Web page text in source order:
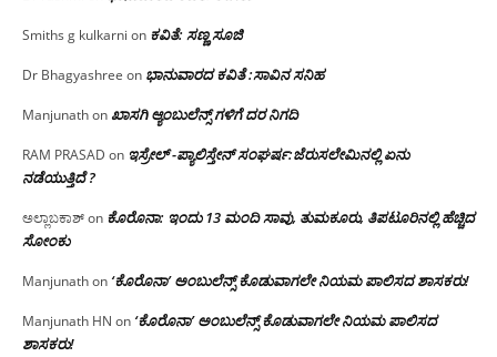
Smiths g kulkarni on ಕವಿತೆ: ಸಣ್ಣ ಸೂಜಿ
Dr Bhagyashree on ಭಾನುವಾರದ ಕವಿತೆ :ಸಾವಿನ ಸನಿಹ
Manjunathonಖಾಸಗಿ ಆ್ಯಂಬುಲೆನ್ಸ್ ಗಳಿಗೆ ದರ ನಿಗದಿ
RAM PRASAD on ಇಸ್ರೇಲ್ -ಪ್ಯಾಲಿಸ್ತೇನ್ ಸಂಘರ್ಷ:ಜೆರುಸಲೇಮಿನಲ್ಲಿ ಏನು
ನಡೆಯುತ್ತಿದೆ ?
ಅಲ್ಲಾಬಕಾಶ್on ಕೊರೊನಾ: ಇಂದು 13 ಮಂದಿ ಸಾವು, ತುಮಕೂರು, ತಿಪಟೂರಿನಲ್ಲಿ ಹೆಚ್ಚಿದ
ಸೋಂಕು
Manjunathon ‘ಕೊರೊನಾ’ ಅಂಬುಲೆನ್ಸ್ ಕೊಡುವಾಗಲೇ ನಿಯಮ ಪಾಲಿಸದ ಶಾಸಕರು!
Manjunath HN on ‘ಕೊರೊನಾ’ ಅಂಬುಲೆನ್ಸ್ ಕೊಡುವಾಗಲೇ ನಿಯಮ ಪಾಲಿಸದ
ಶಾಸಕರು!